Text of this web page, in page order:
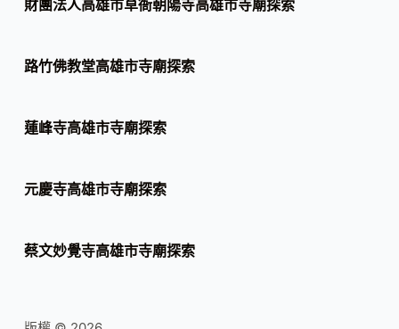
財團法人高雄市草衙朝陽寺高雄市寺廟探索
路竹佛教堂高雄市寺廟探索
蓮峰寺高雄市寺廟探索
元慶寺高雄市寺廟探索
蔡文妙覺寺高雄市寺廟探索